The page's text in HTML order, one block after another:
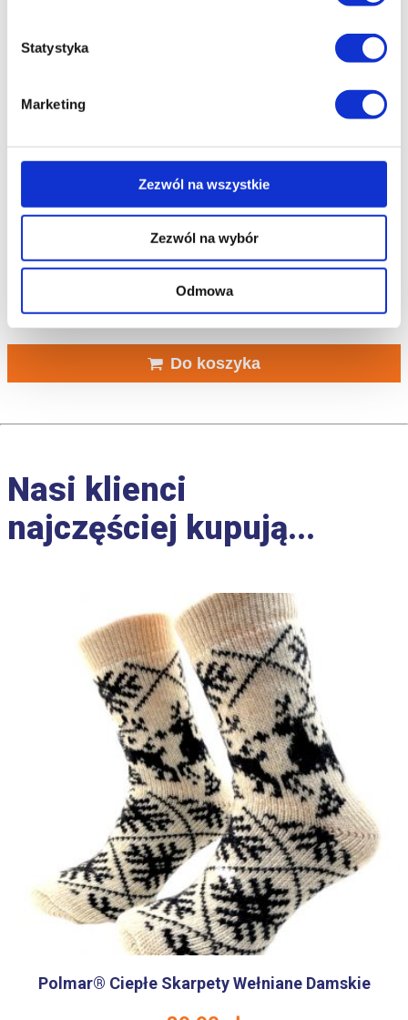
Statystyka
Marketing
Zezwól na wszystkie
Zezwól na wybór
Odmowa
Polmar® Kapcie Damskie Skórzane ze Wstawką
38.90zł
Do koszyka
Nasi klienci
najczęściej kupują...
Polmar® Ciepłe Skarpety Wełniane Damskie